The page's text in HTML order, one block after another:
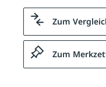
Zum
Zum